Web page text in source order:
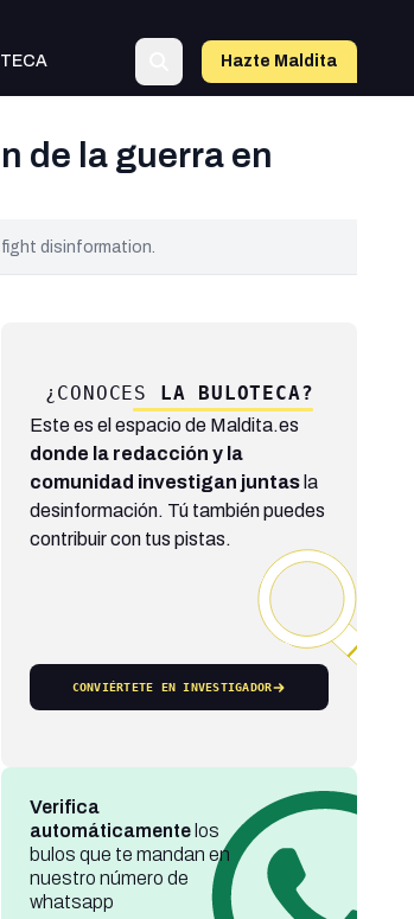
Hazte Maldita
de la guerra en
disinformation.
¿CONOCES LA BULOTECA?
Este es el espacio de Maldita.es
donde la redacción y la
comunidad investigan juntasla
desinformación. Tú también puedes
contribuir con tus pistas.
CONVIÉRTETE EN INVESTIGADOR
Verifica
automáticamentelos
bulos que te mandan en
nuestro número de
whatsapp